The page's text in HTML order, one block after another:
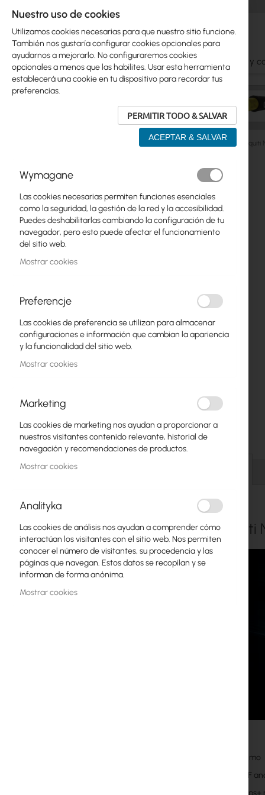
Ubiquiti Mikrotik WiFi Antenas Cables y
Skip
product
list
Ubiquiti
Mikrotik
WiFi
Antenas
Switch
Puntos de Acceso
Cables Coaxiales
GPON
Cables LAN
Routers LAN
Licencias MikroTik
Monitoreo, Smart Home IoT
Dispositivos WiFi para Exterior
al
de
la
galería
de
Saltar
al
comienzo
imágenes
Ubiquiti
2x2 Mimo
15kV RF
Nuestro uso de cookies
Utilizamos cookies necesarias para que nuestro sitio funcione.
También nos gustaría configurar cookies opcionales para
ayudarnos a mejorarlo. No configuraremos cookies
opcionales a menos que las habilites. Usar esta herramienta
establecerá una cookie en tu dispositivo para recordar tus
preferencias.
PERMITIR TODO & SALVAR
ACEPTAR & SALVAR
Wymagane
Las cookies necesarias permiten funciones esenciales
como la seguridad, la gestión de la red y la accesibilidad.
Puedes deshabilitarlas cambiando la configuración de tu
navegador, pero esto puede afectar el funcionamiento
del sitio web.
Mostrar cookies
Preferencje
Las cookies de preferencia se utilizan para almacenar
configuraciones e información que cambian la apariencia
y la funcionalidad del sitio web.
Mostrar cookies
Marketing
Las cookies de marketing nos ayudan a proporcionar a
nuestros visitantes contenido relevante, historial de
navegación y recomendaciones de productos.
Mostrar cookies
Analityka
Las cookies de análisis nos ayudan a comprender cómo
interactúan los visitantes con el sitio web. Nos permiten
conocer el número de visitantes, su procedencia y las
páginas que navegan. Estos datos se recopilan y se
informan de forma anónima.
Mostrar cookies